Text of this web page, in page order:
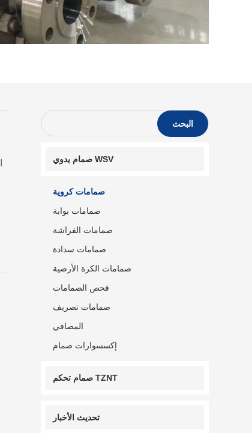
البحث
صمام يدوي WSV
صمامات كروية
صمامات بوابة
صمامات الفراشة
صمامات سدادة
صمامات الكرة الأرضية
فحص الصمامات
صمامات تصريف
المصافي
إكسسوارات صمام
صمام تحكم TZNT
تحديث الأخبار